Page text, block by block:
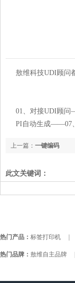
敖维科技UDI顾问
01、对接UDI顾
PI自动生成——07
上一篇： 一键编码
此文关键词：
热门产品： 标签打印机
热门品牌： 敖维自主品牌